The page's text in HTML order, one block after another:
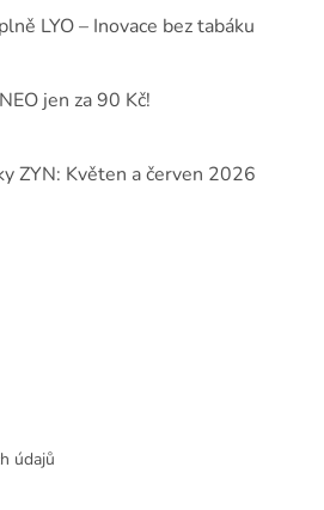
LYO – Inovace bez tabáku
jen za 90 Kč!
ZYN: Květen a červen 2026
údajů